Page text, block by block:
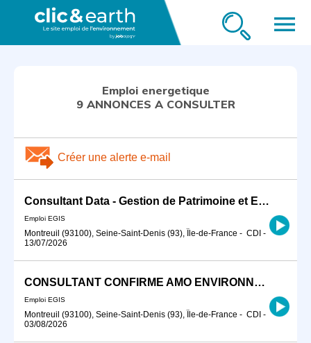
menu
Emploi energetique
9 ANNONCES A CONSULTER
Créer une alerte e-mail
Consultant Data - Gestion de Patrimoine et Efficacité Energétique H/F
Emploi EGIS
Montreuil (93100), Seine-Saint-Denis (93), Île-de-France - CDI -
13/07/2026
CONSULTANT CONFIRME AMO ENVIRONNEMENT H/F
Emploi EGIS
Montreuil (93100), Seine-Saint-Denis (93), Île-de-France - CDI -
03/08/2026